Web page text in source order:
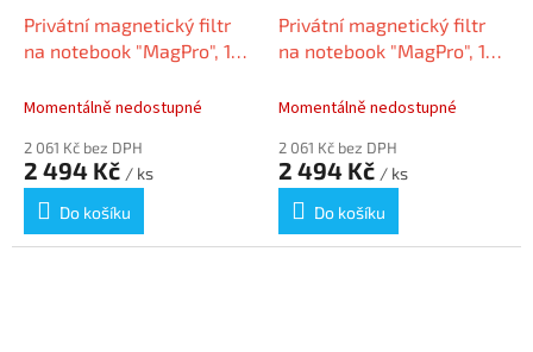
Privátní magnetický filtr
na notebook "MagPro", 14",
odnímatelný, 16:10,
Momentálně nedostupné
2 061 Kč bez DPH
2 494 Kč / ks
Do košíku
Privátní magnetický filtr
na notebook "MagPro", 14",
odnímatelný, 16:9,
Momentálně nedostupné
2 061 Kč bez DPH
2 494 Kč / ks
Do košíku